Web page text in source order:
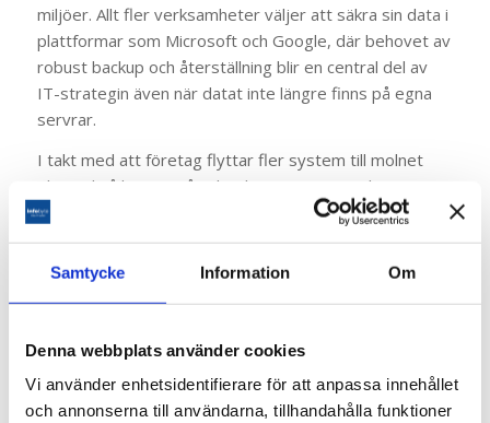
Samtycke Information Om
Denna webbplats använder cookies
Vi använder enhetsidentifierare för att anpassa innehållet
och annonserna till användarna, tillhandahålla funktioner
miljöer. Allt fler verksamheter väljer att säkra sin data i
plattformar som Microsoft och Google, där behovet av
robust backup och återställning blir en central del av
IT-strategin även när datat inte längre finns på egna
servrar.
I takt med att företag flyttar fler system till molnet
ökar också kraven på säker lagring, versionshantering
och snabb återställning vid incidenter eller databortfall.
Detta har lett till en markant tillväxt i projekt kopplade
till backup, arkivering och dataskydd i moderna IT-
ledande leverantör av backup- och
återställningslösningar för både moln- och
hybridmiljöer. Genom denna partnerplattform kan